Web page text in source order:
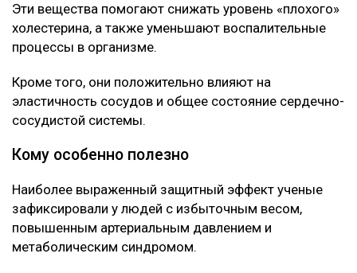
Эти вещества помогают снижать уровень «плохого»
холестерина, а также уменьшают воспалительные
процессы в организме.
Кроме того, они положительно влияют на
эластичность сосудов и общее состояние сердечно-
сосудистой системы.
Кому особенно полезно
Наиболее выраженный защитный эффект ученые
зафиксировали у людей с избыточным весом,
повышенным артериальным давлением и
метаболическим синдромом.